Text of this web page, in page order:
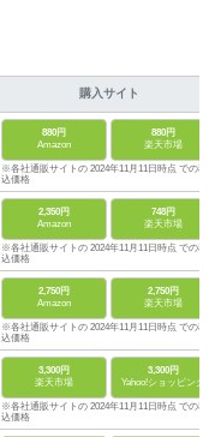
購入サイト
880円
Amazon
880円
楽天市場
※各社通販サイトの 2024年11月11日時点 での税
込価格
2,350円
Amazon
748円
楽天市場
※各社通販サイトの 2024年11月11日時点 での税
込価格
2,750円
Amazon
2,750円
楽天市場
※各社通販サイトの 2024年11月11日時点 での税
込価格
3,300円
楽天市場
3,300円
Yahoo!ショッピング
※各社通販サイトの 2024年11月11日時点 での税
込価格